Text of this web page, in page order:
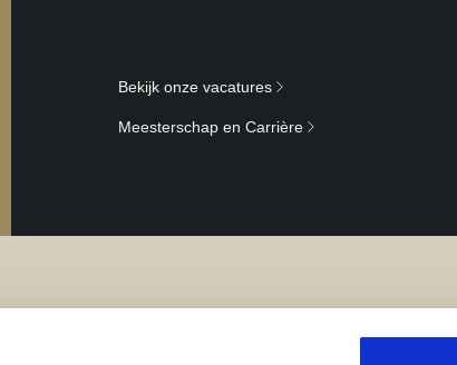
Bekijk onze vacatures
Meesterschap en Carrière